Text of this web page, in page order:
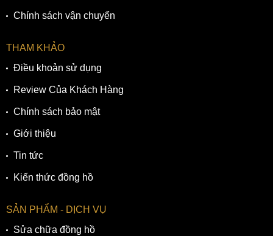
Chính sách vận chuyển
THAM KHẢO
Điều khoản sử dụng
Review Của Khách Hàng
Chính sách bảo mật
Giới thiệu
Tin tức
Kiến thức đồng hồ
SẢN PHẨM - DỊCH VỤ
Sửa chữa đồng hồ